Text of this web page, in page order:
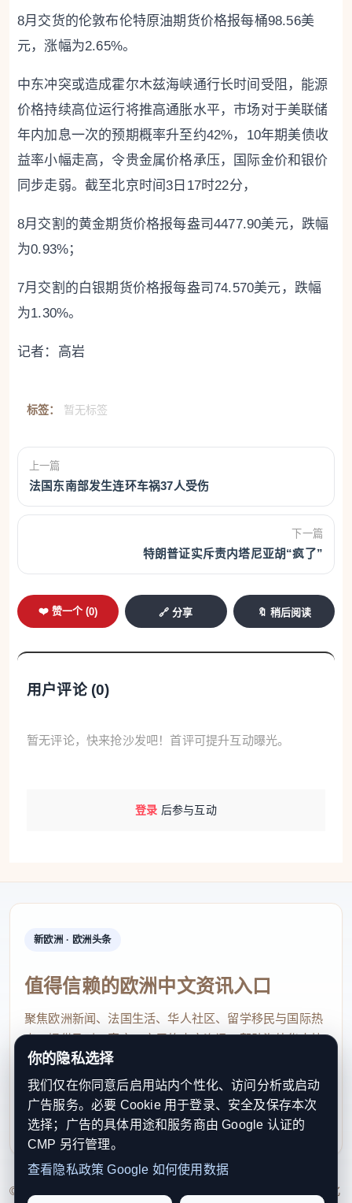
8月交货的伦敦布伦特原油期货价格报每桶98.56美
元，涨幅为2.65%。
中东冲突或造成霍尔木兹海峡通行长时间受阻，能源
价格持续高位运行将推高通胀水平，市场对于美联储
年内加息一次的预期概率升至约42%，10年期美债收
益率小幅走高，令贵金属价格承压，国际金价和银价
同步走弱。截至北京时间3日17时22分，
8月交割的黄金期货价格报每盎司4477.90美元，跌幅
为0.93%；
7月交割的白银期货价格报每盎司74.570美元，跌幅
为1.30%。
记者：高岩
标签： 暂无标签
上一篇
法国东南部发生连环车祸37人受伤
下一篇
特朗普证实斥责内塔尼亚胡“疯了”
❤️ 赞一个 (0) 🔗 分享 🔖 稍后阅读
用户评论 (0)
暂无评论，快来抢沙发吧！首评可提升互动曝光。
登录 后参与互动
新欧洲 · 欧洲头条
值得信赖的欧洲中文资讯入口
聚焦欧洲新闻、法国生活、华人社区、留学移民与国际热
点，提供及时、真实、实用的中文资讯，帮助海外华人快
速了解欧洲动态。
contact@xinouzhou.com
服务支持、版权与合作：工作日优先处理站务、投稿与权
利通知
© 2026 新欧洲·欧洲头条. All Rights Reserved. 本网站持续优化
你的隐私选择
我们仅在你同意后启用站内个性化、访问分析或启动
广告服务。必要 Cookie 用于登录、安全及保存本次
选择；广告的具体用途和服务商由 Google 认证的
CMP 另行管理。
查看隐私政策 Google 如何使用数据